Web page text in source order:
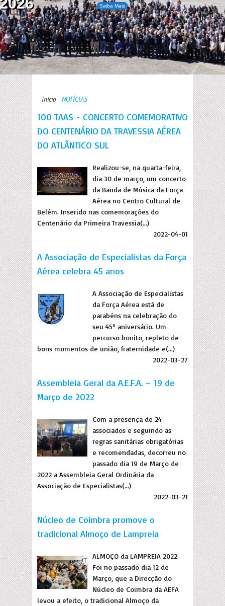
Saiba Mais
Início NOTÍCIAS
100 TAAS - CONCERTO COMEMORATIVO
DO CENTENÁRIO DA TRAVESSIA AÉREA
DO ATLÂNTICO SUL
Realizou-se, na quarta-feira,
dia 30 de março, um concerto
da Banda de Música da Força
Aérea no Centro Cultural de
Belém. Inserido nas comemorações do
Centenário da Primeira Travessia(...)
2022-04-01
A Associação de Especialistas da Força
Aérea celebra 45 anos
A Associação de Especialistas
da Força Aérea está de
parabéns na celebração do
seu 45º aniversário. Um
percurso bonito, repleto de
bons momentos de união, fraternidade e(...)
2022-03-27
Assembleia Geral da A.E.F.A. – 19 de
Março de 2022
Com a presença de 24
associados e seguindo as
regras sanitárias obrigatórias
e recomendadas, decorreu no
passado dia 19 de Março de
2022 a Assembleia Geral Ordinária da
Associação de Especialistas(...)
2022-03-21
Núcleo de Coimbra promove o
tradicional Almoço de Lampreia
ALMOÇO da LAMPREIA 2022
Foi no passado dia 12 de
Março, que a Direcção do
Núcleo de Coimbra da AEFA
levou a efeito, o tradicional Almoço da